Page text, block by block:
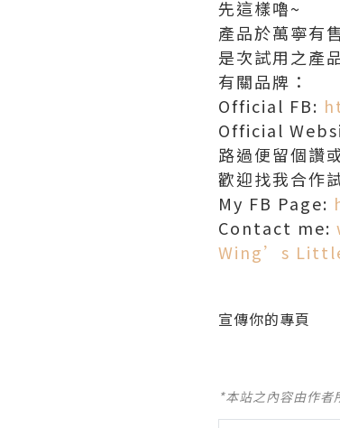
先這樣嚕~
產品於萬寧有售
是次試用之產
有關品牌：
Official FB:
Official
路過便留個讚
歡迎找我合作
My FB Page:
Contact me:
Wing’s
宣傳你的專頁
*本站之內容由作者